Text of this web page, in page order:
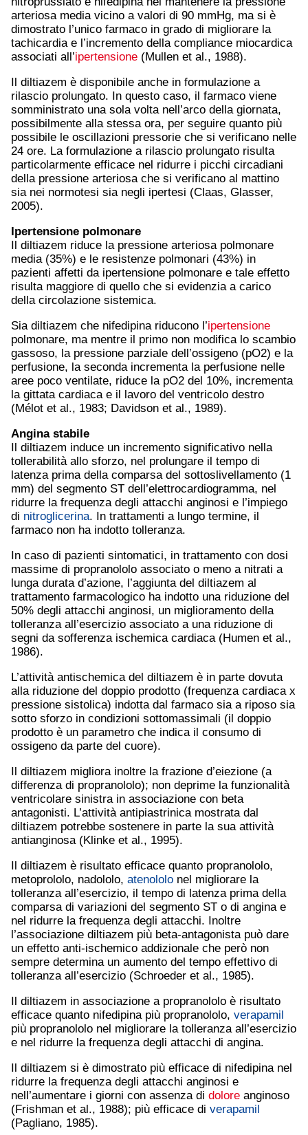
arteriosa media vicino a valori di 90 mmHg, ma si è
dimostrato l’unico farmaco in grado di migliorare la
tachicardia e l’incremento della compliance miocardica
associati all’ipertensione (Mullen et al., 1988).
Il diltiazem è disponibile anche in formulazione a
rilascio prolungato. In questo caso, il farmaco viene
somministrato una sola volta nell’arco della giornata,
possibilmente alla stessa ora, per seguire quanto più
possibile le oscillazioni pressorie che si verificano nelle
24 ore. La formulazione a rilascio prolungato risulta
particolarmente efficace nel ridurre i picchi circadiani
della pressione arteriosa che si verificano al mattino
sia nei normotesi sia negli ipertesi (Claas, Glasser,
2005).
Ipertensione polmonare
Il diltiazem riduce la pressione arteriosa polmonare
media (35%) e le resistenze polmonari (43%) in
pazienti affetti da ipertensione polmonare e tale effetto
risulta maggiore di quello che si evidenzia a carico
della circolazione sistemica.
Sia diltiazem che nifedipina riducono l’ipertensione
polmonare, ma mentre il primo non modifica lo scambio
gassoso, la pressione parziale dell’ossigeno (pO2) e la
perfusione, la seconda incrementa la perfusione nelle
aree poco ventilate, riduce la pO2 del 10%, incrementa
la gittata cardiaca e il lavoro del ventricolo destro
(Mélot et al., 1983; Davidson et al., 1989).
Angina stabile
Il diltiazem induce un incremento significativo nella
tollerabilità allo sforzo, nel prolungare il tempo di
latenza prima della comparsa del sottoslivellamento (1
mm) del segmento ST dell’elettrocardiogramma, nel
ridurre la frequenza degli attacchi anginosi e l’impiego
di nitroglicerina. In trattamenti a lungo termine, il
farmaco non ha indotto tolleranza.
In caso di pazienti sintomatici, in trattamento con dosi
massime di propranololo associato o meno a nitrati a
lunga durata d’azione, l’aggiunta del diltiazem al
trattamento farmacologico ha indotto una riduzione del
50% degli attacchi anginosi, un miglioramento della
tolleranza all’esercizio associato a una riduzione di
segni da sofferenza ischemica cardiaca (Humen et al.,
1986).
L’attività antischemica del diltiazem è in parte dovuta
alla riduzione del doppio prodotto (frequenza cardiaca x
pressione sistolica) indotta dal farmaco sia a riposo sia
sotto sforzo in condizioni sottomassimali (il doppio
prodotto è un parametro che indica il consumo di
ossigeno da parte del cuore).
Il diltiazem migliora inoltre la frazione d’eiezione (a
differenza di propranololo); non deprime la funzionalità
ventricolare sinistra in associazione con beta
antagonisti. L’attività antipiastrinica mostrata dal
diltiazem potrebbe sostenere in parte la sua attività
antianginosa (Klinke et al., 1995).
Il diltiazem è risultato efficace quanto propranololo,
metoprololo, nadololo, atenololo nel migliorare la
tolleranza all’esercizio, il tempo di latenza prima della
comparsa di variazioni del segmento ST o di angina e
nel ridurre la frequenza degli attacchi. Inoltre
l’associazione diltiazem più beta-antagonista può dare
un effetto anti-ischemico addizionale che però non
sempre determina un aumento del tempo effettivo di
tolleranza all’esercizio (Schroeder et al., 1985).
Il diltiazem in associazione a propranololo è risultato
efficace quanto nifedipina più propranololo, verapamil
più propranololo nel migliorare la tolleranza all’esercizio
e nel ridurre la frequenza degli attacchi di angina.
Il diltiazem si è dimostrato più efficace di nifedipina nel
ridurre la frequenza degli attacchi anginosi e
nell’aumentare i giorni con assenza di dolore anginoso
(Frishman et al., 1988); più efficace di verapamil
(Pagliano, 1985).